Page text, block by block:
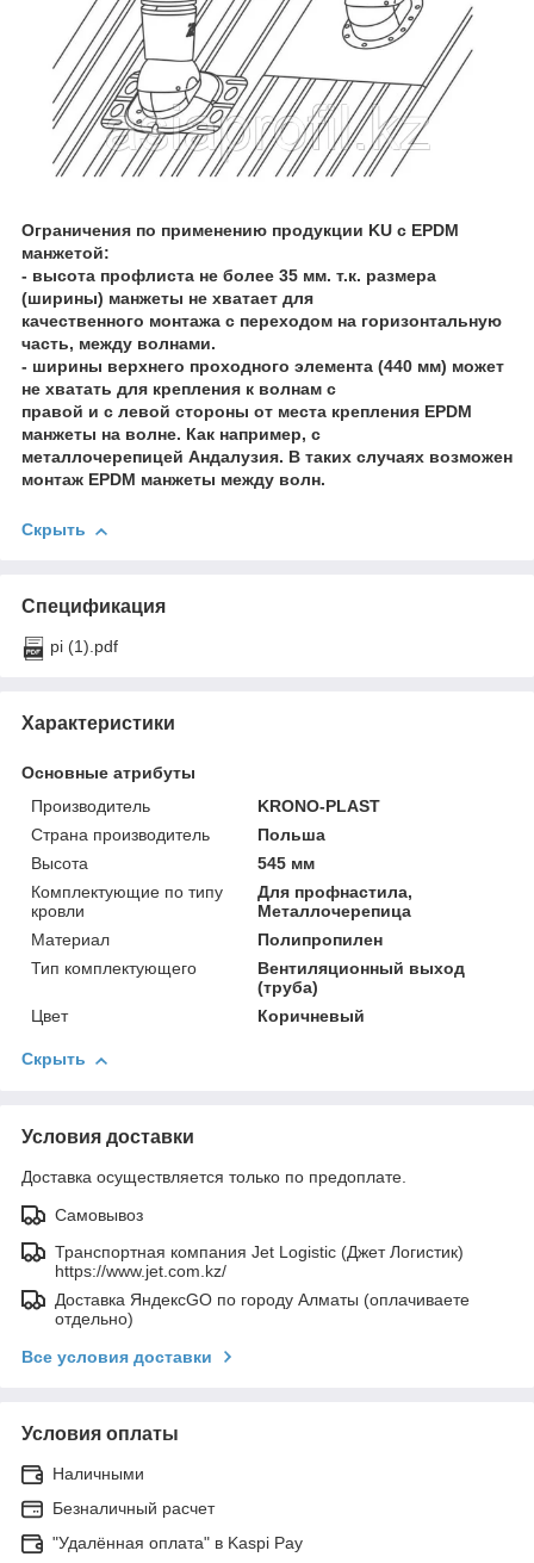
Ограничения по применению продукции KU с EPDM
манжетой:
- высота профлиста не более 35 мм. т.к. размера
(ширины) манжеты не хватает для
качественного монтажа с переходом на горизонтальную
часть, между волнами.
- ширины верхнего проходного элемента (440 мм) может
не хватать для крепления к волнам с
правой и с левой стороны от места крепления EPDM
манжеты на волне. Как например, с
металлочерепицей Андалузия. В таких случаях возможен
монтаж EPDM манжеты между волн.
Скрыть
Спецификация
pi (1).pdf
Характеристики
Основные атрибуты
Производитель
KRONO-PLAST
Страна производитель
Польша
Высота
545 мм
Комплектующие по типу
кровли
Для профнастила,
Металлочерепица
Материал
Полипропилен
Тип комплектующего
Вентиляционный выход
(труба)
Цвет
Коричневый
Скрыть
Условия доставки
Доставка осуществляется только по предоплате.
Самовывоз
Транспортная компания Jet Logistic (Джет Логистик)
https://www.jet.com.kz/
Доставка ЯндексGO по городу Алматы (оплачиваете
отдельно)
Все условия доставки
Условия оплаты
Наличными
Безналичный расчет
"Удалённая оплата" в Kaspi Pay